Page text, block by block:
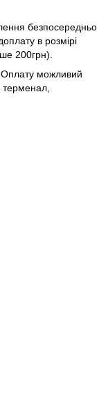
безпосередньо
в розмірі
200грн).
Оплату можливий
терменал,